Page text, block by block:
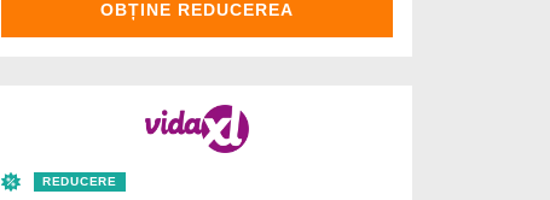
OBȚINE REDUCEREA
REDUCERE